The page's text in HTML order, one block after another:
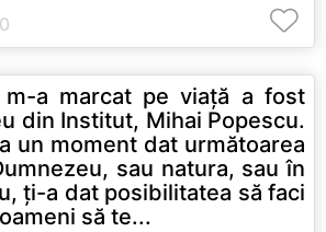
m-a marcat pe viaţă a fost
din Institut, Mihai Popescu.
un moment dat următoarea
sau natura, sau în
ţi-a dat posibilitatea să faci
să te...